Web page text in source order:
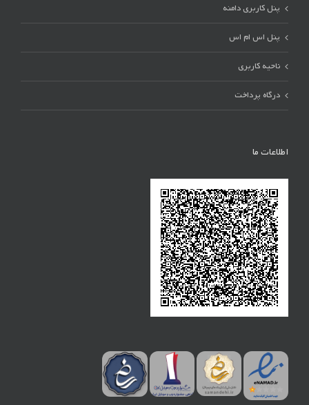
پنل کاربری دامنه
پنل اس ام اس
ناحیه کاربری
درگاه پرداخت
اطلاعات ما